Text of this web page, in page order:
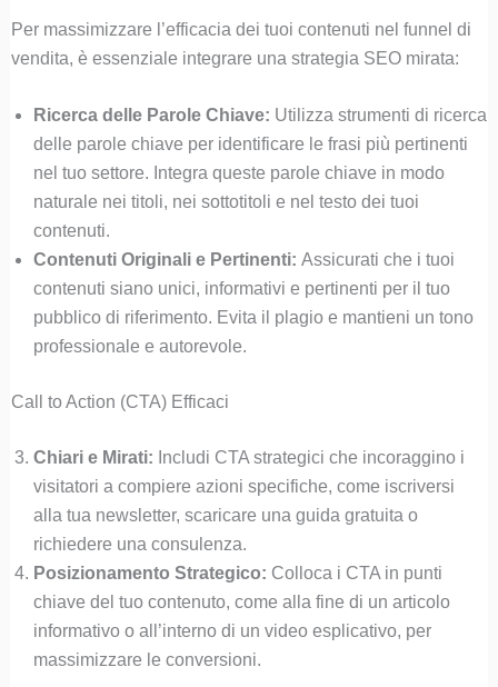
Per massimizzare l’efficacia dei tuoi contenuti nel funnel di
vendita, è essenziale integrare una strategia SEO mirata:
Ricerca delle Parole Chiave: Utilizza strumenti di ricerca
delle parole chiave per identificare le frasi più pertinenti
nel tuo settore. Integra queste parole chiave in modo
naturale nei titoli, nei sottotitoli e nel testo dei tuoi
contenuti.
Contenuti Originali e Pertinenti: Assicurati che i tuoi
contenuti siano unici, informativi e pertinenti per il tuo
pubblico di riferimento. Evita il plagio e mantieni un tono
professionale e autorevole.
Call to Action (CTA) Efficaci
Chiari e Mirati: Includi CTA strategici che incoraggino i
visitatori a compiere azioni specifiche, come iscriversi
alla tua newsletter, scaricare una guida gratuita o
richiedere una consulenza.
Posizionamento Strategico: Colloca i CTA in punti
chiave del tuo contenuto, come alla fine di un articolo
informativo o all’interno di un video esplicativo, per
massimizzare le conversioni.